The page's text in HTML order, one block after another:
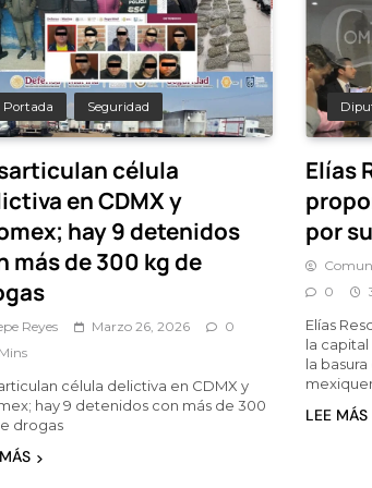
Portada Seguridad
célula
en CDMX y
hay 9 detenidos
más de 300 kg de
Reyes Marzo 26, 2026
0
célula delictiva en CDMX y
hay 9 detenidos con más de 300
drogas
Elías
por
0
Elías
la
la
LEE MÁS